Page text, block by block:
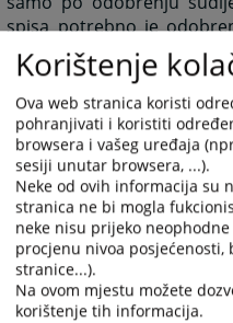
spisa potrebno je
sudskih spisa plaća se
Razgledaje i
pisarnici na
referenta za upravljanje
periodu od 14:00 do 16:00
1963
Korištenje
Ova web stranica koristi
pohranjivati i koristiti
browsera i vašeg uređaja
sesiji unutar browsera, ...).
Neke od ovih informacija su
stranica ne bi mogla
neke nisu prijeko
procjenu nivoa posjećenosti,
stranice...).
Na ovom mjestu možete
korištenje tih informacija.